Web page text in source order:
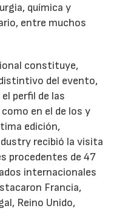
química y
entre muchos
constituye,
del evento,
perfil de las
en el de los y
edición,
recibió la visita
procedentes de 47
internacionales
Francia,
Reino Unido,